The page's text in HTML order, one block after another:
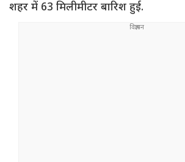
शहर में 63 मिलीमीटर बारिश हुई.